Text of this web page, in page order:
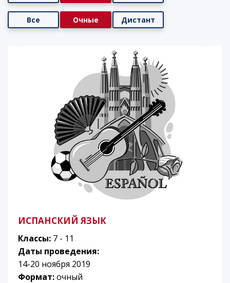
Все Очные Дистант
ИСПАНСКИЙ ЯЗЫК
Классы: 7 - 11
Даты проведения:
14-20 ноября 2019
Формат:очный